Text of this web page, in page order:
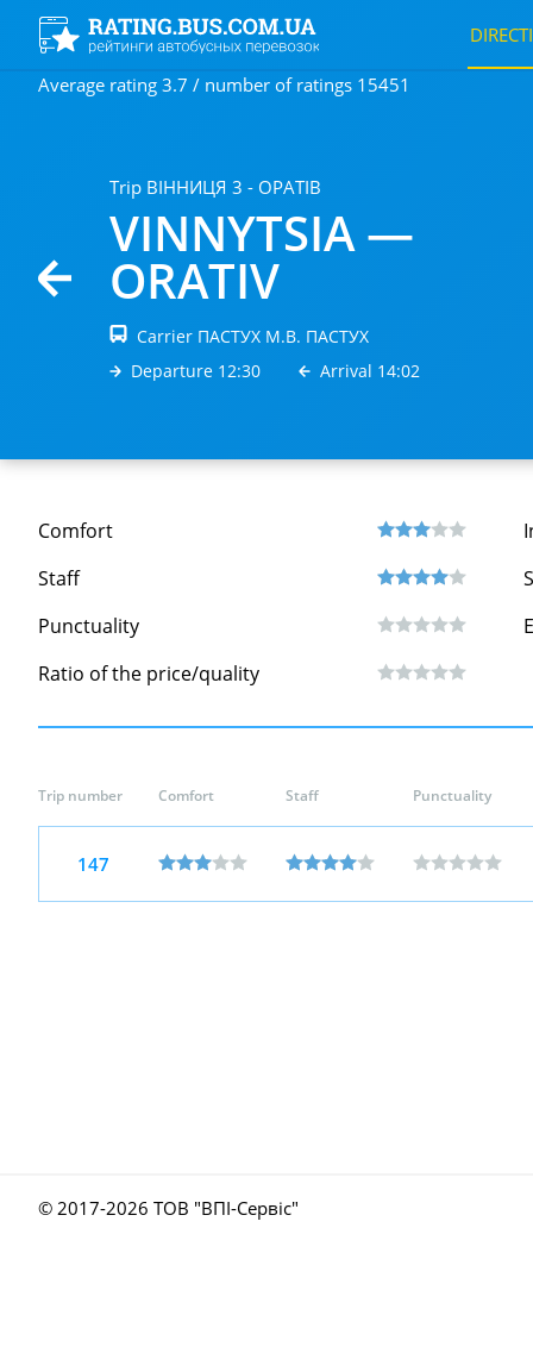
Average rating 3.7 / number of ratings 15451
Trip ВІННИЦЯ 3 - ОРАТІВ
VINNYTSIA —
ORATIV
Carrier ПАСТУХ М.В. ПАСТУХ
Departure 12:30
Arrival 14:02
Comfort
Staff
Punctuality
Ratio of the price/quality
Trip number Comfort Staff Punctuality
147
© 2017-2026 ТОВ "ВПІ-Сервіс"